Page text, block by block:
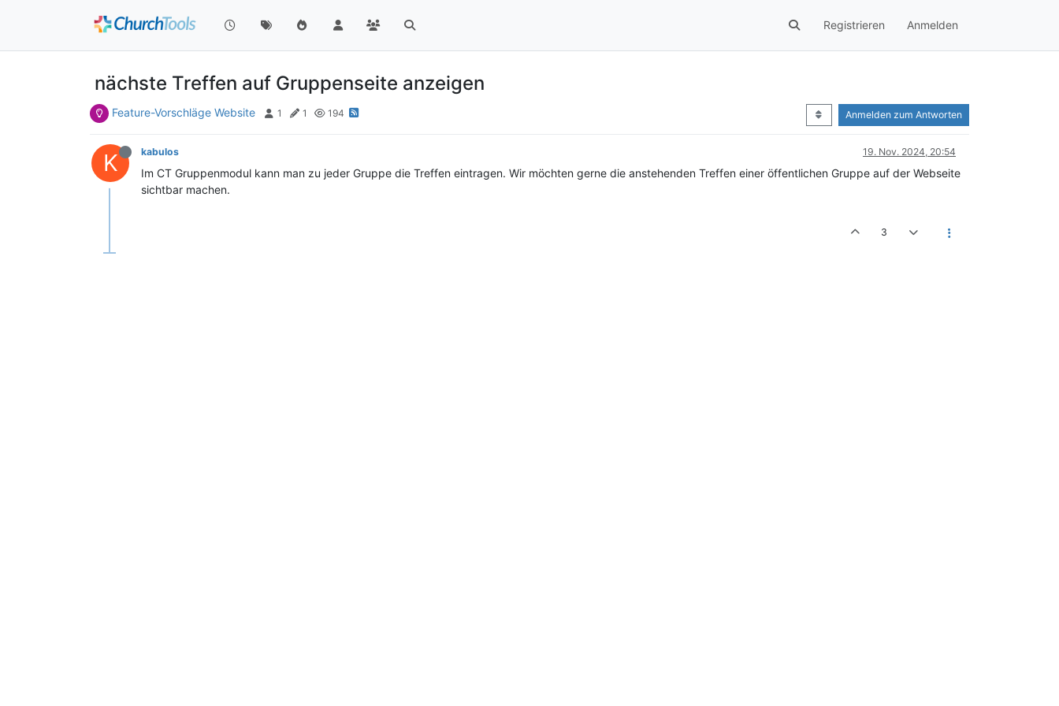
Registrieren Anmelden
nächste Treffen auf Gruppenseite anzeigen
Feature-Vorschläge Website 1 1 194 Anmelden zum Antworten
K kabulos 19. Nov. 2024, 20:54
Im CT Gruppenmodul kann man zu jeder Gruppe die Treffen eintragen. Wir möchten gerne die anstehenden Treffen einer öffentlichen Gruppe auf der Webseite
sichtbar machen.
3